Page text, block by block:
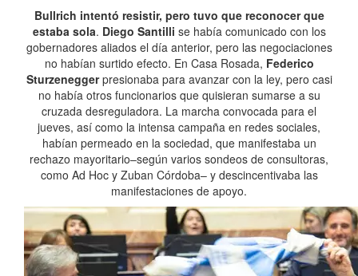
Bullrich intentó resistir, pero tuvo que reconocer que
estaba sola. Diego Santilli se había comunicado con los
gobernadores aliados el día anterior, pero las negociaciones
no habían surtido efecto. En Casa Rosada, Federico
Sturzeneggerpresionaba para avanzar con la ley, pero casi
no había otros funcionarios que quisieran sumarse a su
cruzada desreguladora. La marcha convocada para el
jueves, así como la intensa campaña en redes sociales,
habían permeado en la sociedad, que manifestaba un
rechazo mayoritario–según varios sondeos de consultoras,
como Ad Hoc y Zuban Córdoba– y descincentivaba las
manifestaciones de apoyo.